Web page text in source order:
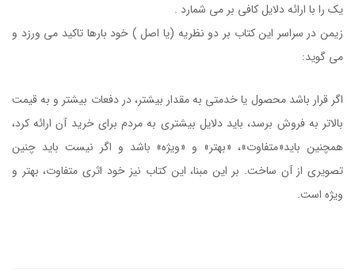
یک را با ارائه دلایل کافی بر می شمارد .
زیمن در سراسر این کتاب بر دو نظریه (یا اصل ) خود بارها تاکید می ورزد و
می گوید:
اگر قرار باشد محصول یا خدمتی به مقدار بیشتر، در دفعات بیشتر و به قیمت
بالاتر به فروش برسد، باید دلایل بیشتری به مردم برای خرید آن ارائه کرد،
همچنین باید«متفاوت»، «بهتر» و «ویژه» باشد و اگر نیست باید چنین
تصویری از آن ساخت. بر این مبنا، این کتاب نیز خود اثری متفاوت، بهتر و
ویژه است.